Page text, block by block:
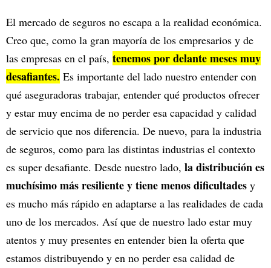
El mercado de seguros no escapa a la realidad económica.
Creo que, como la gran mayoría de los empresarios y de
las empresas en el país, tenemos por delante meses muy
desafiantes. Es importante del lado nuestro entender con
qué aseguradoras trabajar, entender qué productos ofrecer
y estar muy encima de no perder esa capacidad y calidad
de servicio que nos diferencia. De nuevo, para la industria
de seguros, como para las distintas industrias el contexto
es super desafiante. Desde nuestro lado, la distribución es
muchísimo más resiliente y tiene menos dificultades y
es mucho más rápido en adaptarse a las realidades de cada
uno de los mercados. Así que de nuestro lado estar muy
atentos y muy presentes en entender bien la oferta que
estamos distribuyendo y en no perder esa calidad de